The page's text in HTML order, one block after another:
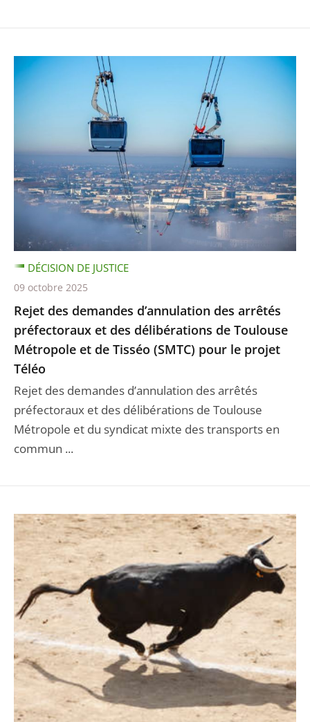
Rejet des demandes d’annulation des arrêtés
préfectoraux et des délibérations de Toulouse
Métropole et de Tisséo (SMTC) pour le projet
Téléo
Rejet des demandes d’annulation des arrêtés
préfectoraux et des délibérations de Toulouse
Métropole et du syndicat mixte des transports en
commun ...
DÉCISION DE JUSTICE
09 octobre 2025